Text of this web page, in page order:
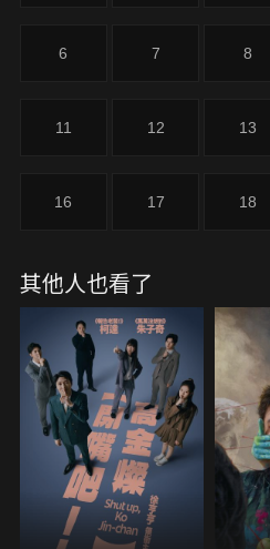
6 7 8
11 12 13
16 17 18
其他人也看了